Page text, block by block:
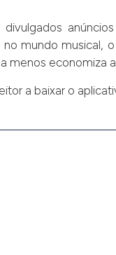
mundo musical,
a menos economiza
a baixar o